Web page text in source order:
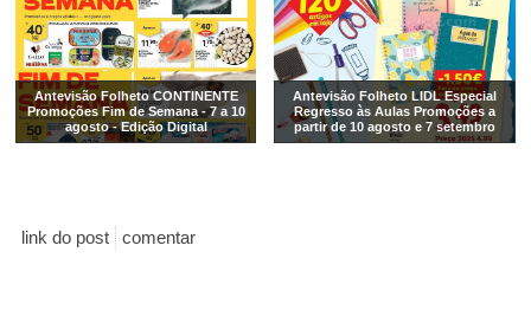
Antevisão Folheto CONTINENTE
Promoções Fim de Semana - 7 a 10
agosto - Edição Digital
Antevisão Folheto LIDL Especial
Regresso às Aulas Promoções a
partir de 10 agosto e 7 setembro
link do post comentar